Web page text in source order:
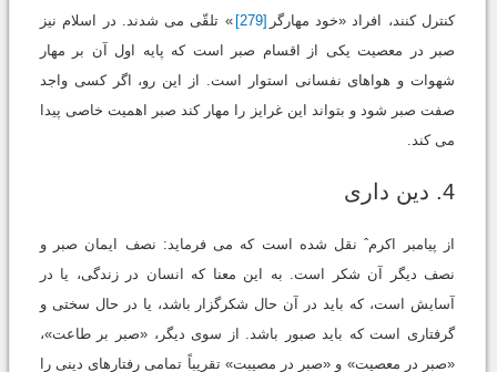
کنترل کنند، افراد «خود مهارگر [279]
» تلقّی می شدند. در اسلام نیز
صبر در معصیت یکی از اقسام صبر است که پایه اول آن بر مهار
شهوات و هواهای نفسانی استوار است. از این رو، اگر کسی واجد
صفت صبر شود و بتواند این غرایز را مهار کند صبر اهمیت خاصی پیدا
می کند.
4. دین داری
از پیامبر اکرمˆ نقل شده است که می فرماید: نصف ایمان صبر و
نصف دیگر آن شکر است. به این معنا که انسان در زندگی، یا در
آسایش است، که باید در آن حال شکرگزار باشد، یا در حال سختی و
گرفتاری است که باید صبور باشد. از سوی دیگر، «صبر بر طاعت»،
«صبر در معصیت» و «صبر در مصیبت» تقریباً تمامی رفتارهای دینی را